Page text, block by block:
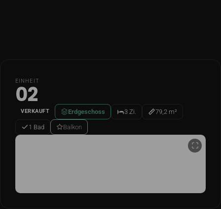
EINHEIT
02
VERKAUFT Erdgeschoss 3 Zi. 79,2 m²
1 Bad Balkon